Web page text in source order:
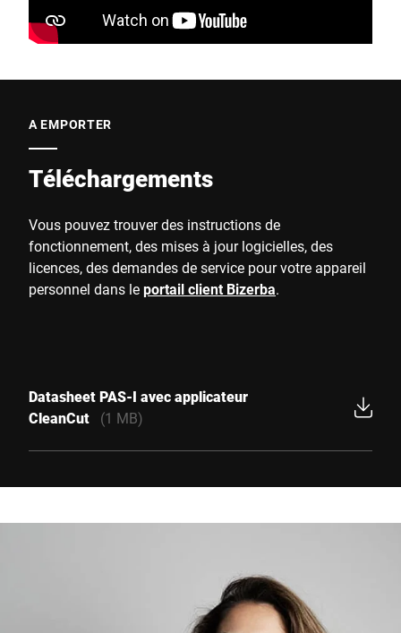
A EMPORTER
Téléchargements
Vous pouvez trouver des instructions de
fonctionnement, des mises à jour logicielles, des
licences, des demandes de service pour votre appareil
personnel dans leportail client Bizerba.
Datasheet PAS-I avec applicateur
CleanCut
(1 MB)